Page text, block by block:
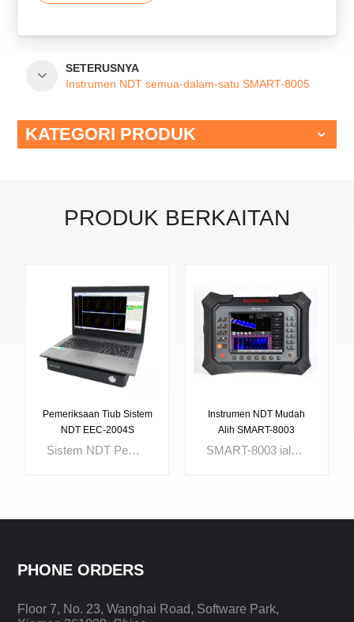
SETERUSNYA
Instrumen NDT semua-dalam-satu SMART-8005
KATEGORI PRODUK
PRODUK BERKAITAN
Pemeriksaan Tiub Sistem
NDT EEC-2004S
Sistem NDT Pemeriksaan Tiub EEC-2004S direka dengan ujian arus pusar (ECT), endoskop, ujian medan jauh (RFT), ujian frekuensi rendah (LFT), memori magnet logam (MMM) dan kebocoran fluks magnet (MFL) semuanya termasuk dalam instrumen ini. Reka bentuk semua-dalam-satu menjadikan badan kecil dengan fungsi yang kuat.
LANJUT
Instrumen NDT Mudah
Alih SMART-8003
SMART-8003 ialah instrumen pemeriksaan NDT mudah alih termasuk ECA, pemeriksaan video, kedudukan satelit, kepekaan tinggi/jalur lebar UT resolusi tinggi, frekuensi sapuan, RF, MIA. Hasil daripada kaedah pemeriksaan yang berbeza menjadikan jurutera mudah dianalisis dan mudah untuk disahkan. Ini membantu untuk mendapatkan penilaian yang lebih objektif dan benar.
LANJUT
PHONE ORDERS
Floor 7, No. 23, Wanghai Road, Software Park,